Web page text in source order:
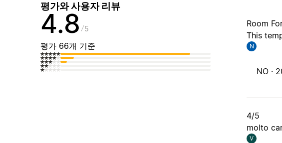
평가와 사용자 리뷰
4.8 5
평가 66개 기준
Room
This
N
NO ·
4/5
molto
V